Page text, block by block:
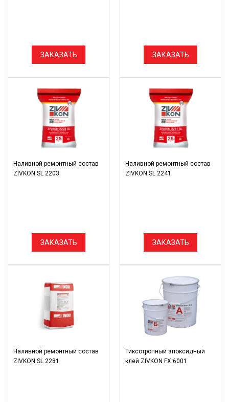
ЗАКАЗАТЬ ЗАКАЗАТЬ
Наливной ремонтный состав
ZIVKON SL 2203
ЗАКАЗАТЬ
Наливной ремонтный состав
ZIVKON SL 2241
ЗАКАЗАТЬ
Наливной ремонтный состав
ZIVKON SL 2281
Тиксотропный эпоксидный
клей ZIVKON FX 6001